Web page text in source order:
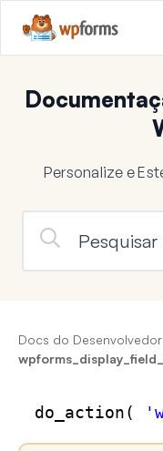
Personalize e
Docs do Desenvolvedor
do_action(